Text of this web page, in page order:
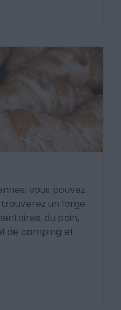
vous pouvez
un large
du pain,
de camping et